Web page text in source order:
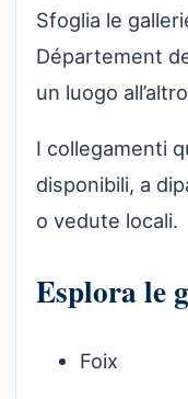
Sfoglia le
Département
un luogo
I collegamenti
disponibili, a
o vedute locali.
Esplora le
Foix